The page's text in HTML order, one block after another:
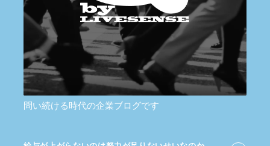
問い続ける時代の企業ブログです